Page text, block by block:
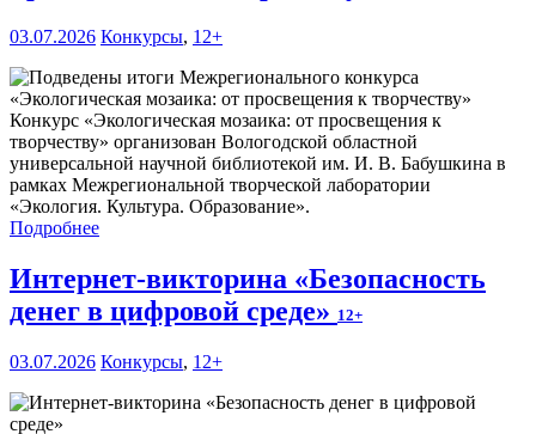
03.07.2026 Конкурсы, 12+
Конкурс «Экологическая мозаика: от просвещения к
творчеству» организован Вологодской областной
универсальной научной библиотекой им. И. В. Бабушкина в
рамках Межрегиональной творческой лаборатории
«Экология. Культура. Образование».
Подробнее
Интернет-викторина «Безопасность
денег в цифровой среде» 12+
03.07.2026 Конкурсы, 12+